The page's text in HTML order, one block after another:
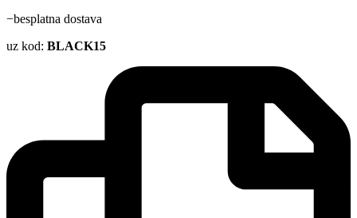
−besplatna dostava
uz kod: BLACK15